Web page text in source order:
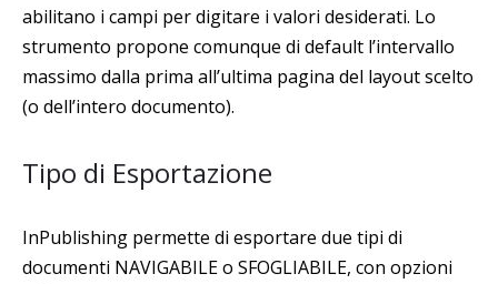
abilitano i campi per digitare i valori desiderati. Lo
strumento propone comunque di default l’intervallo
massimo dalla prima all’ultima pagina del layout scelto
(o dell’intero documento).
Tipo di Esportazione
InPublishing permette di esportare due tipi di
documenti NAVIGABILE o SFOGLIABILE, con opzioni